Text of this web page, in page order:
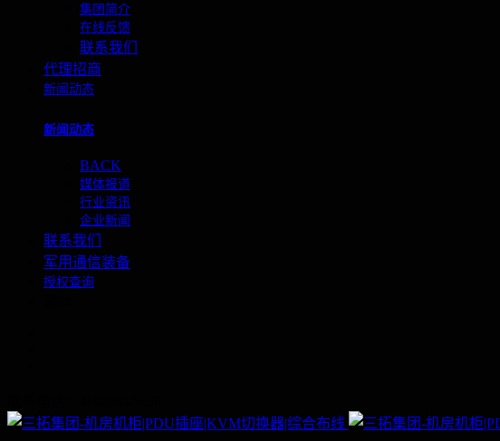
集团简介
在线反馈
联系我们
代理招商
新闻动态
新闻动态
BACK
媒体报道
行业资讯
企业新闻
联系我们
军用通信装备
授权查询